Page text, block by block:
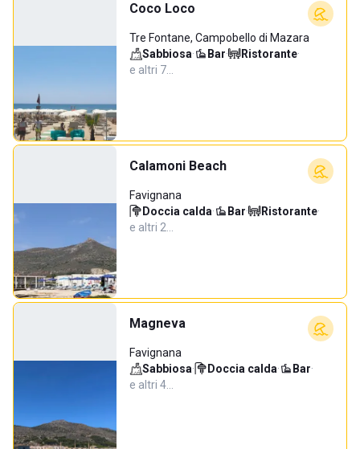
Coco Loco
Tre Fontane, Campobello di Mazara
Sabbiosa· Bar· Ristorante·
e altri 7…
Calamoni Beach
Favignana
Doccia calda· Bar· Ristorante·
e altri 2…
Magneva
Favignana
Sabbiosa· Doccia calda· Bar·
e altri 4…